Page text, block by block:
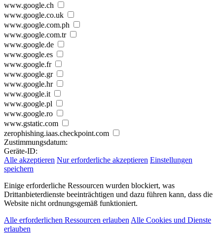
www.google.ch
www.google.co.uk
www.google.com.ph
www.google.com.tr
www.google.de
www.google.es
www.google.fr
www.google.gr
www.google.hr
www.google.it
www.google.pl
www.google.ro
www.gstatic.com
zerophishing.iaas.checkpoint.com
Zustimmungsdatum:
Geräte-ID:
Alle akzeptieren Nur erforderliche akzeptieren Einstellungen
speichern
Einige erforderliche Ressourcen wurden blockiert, was
Drittanbieterdienste beeinträchtigen und dazu führen kann, dass die
Website nicht ordnungsgemäß funktioniert.
Alle erforderlichen Ressourcen erlauben Alle Cookies und Dienste
erlauben